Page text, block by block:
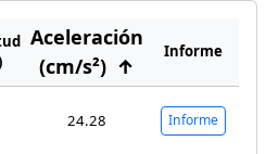
Aceleración
(cm/s²) ↑
Informe
24.28 Informe